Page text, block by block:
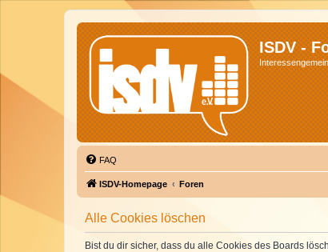
ISDV -
FAQ
ISDV-Homepage Foren
Alle Cookies löschen
Bist du dir sicher, dass du alle Cookies des Boards